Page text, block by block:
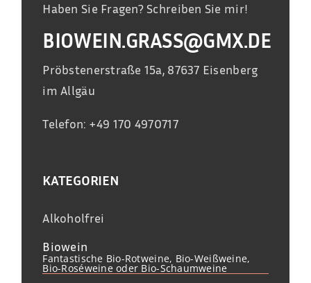
Haben Sie Fragen? Schreiben Sie mir!
BIOWEIN.GRASS@GMX.DE
Pröbstenerstraße 15a, 87637 Eisenberg
im Allgäu
Telefon: +49 170 4970717
KATEGORIEN
Alkoholfrei
Biowein
Fantastische Bio-Rotweine, Bio-Weißweine,
Bio-Roséweine oder Bio-Schaumweine